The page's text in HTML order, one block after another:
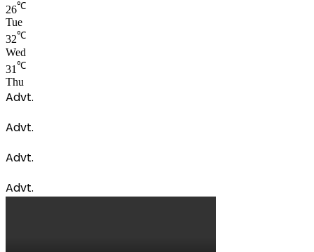
26℃
Tue
32℃
Wed
31 ℃
Thu
Advt.
Advt.
Advt.
Advt.